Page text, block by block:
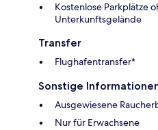
Kostenlose Parkplätze
Unterkunftsgelände
Transfer
Flughafentransfer*
Sonstige
Ausgewiesene
Nur für Erwachsene